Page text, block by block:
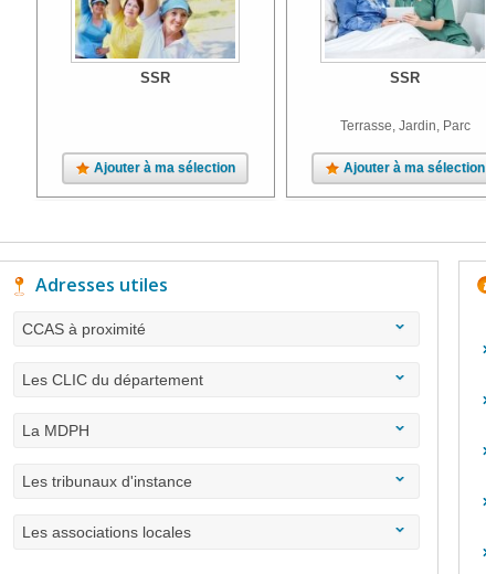
SSR
Ajouter à ma sélection
SSR
Terrasse, Jardin, Parc
Ajouter à ma sélection
Adresses utiles
CCAS à proximité
Les CLIC du département
La MDPH
Les tribunaux d'instance
Les associations locales